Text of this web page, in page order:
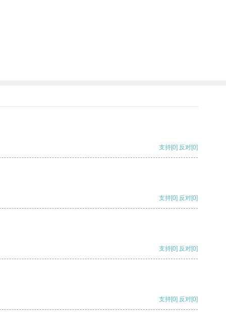
支持[0] 反对[0]
支持[0] 反对[0]
支持[0] 反对[0]
支持[0] 反对[0]